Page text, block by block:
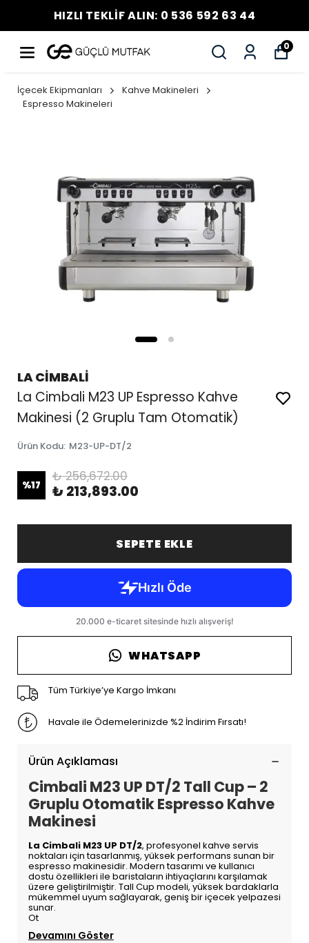
HIZLI TEKLİF ALIN: 0 536 592 63 44
0
İçecek Ekipmanları
Kahve Makineleri
Espresso Makineleri
LA CİMBALİ
La Cimbali M23 UP Espresso Kahve
Makinesi (2 Gruplu Tam Otomatik)
Ürün Kodu: M23-UP-DT/2
%17
₺ 256,672.00
₺ 213,893.00
SEPETE EKLE
WHATSAPP
Tüm Türkiye’ye Kargo İmkanı
Havale ile Ödemelerinizde %2 İndirim Fırsatı!
Ürün Açıklaması
Cimbali M23 UP DT/2 Tall Cup – 2
Gruplu Otomatik Espresso Kahve
Makinesi
La Cimbali M23 UP DT/2, profesyonel kahve servis
noktaları için tasarlanmış, yüksek performans sunan bir
espresso makinesidir. Modern tasarımı ve kullanıcı
dostu özellikleri ile baristaların ihtiyaçlarını karşılamak
üzere geliştirilmiştir. Tall Cup modeli, yüksek bardaklarla
mükemmel uyum sağlayarak, geniş bir içecek yelpazesi
sunar.
Ot
Devamını Göster